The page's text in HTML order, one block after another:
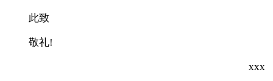
此致
敬礼!
xxx